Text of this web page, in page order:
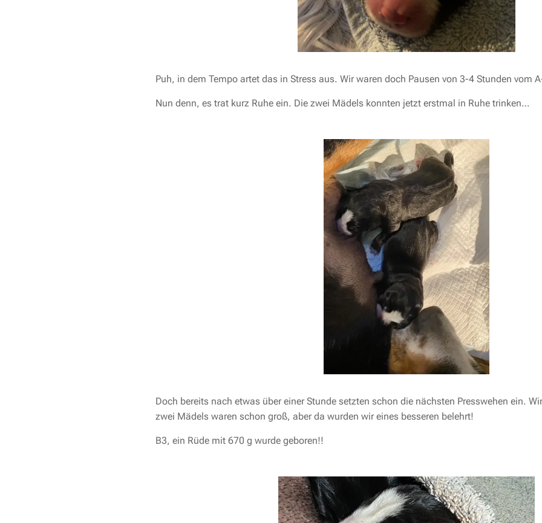
Puh, in dem Tempo artet das in Stress aus. Wir waren doch Pausen von 3-4 Stunden vom
Nun denn, es trat kurz Ruhe ein. Die zwei Mädels konnten jetzt erstmal in Ruhe trinken…
Doch bereits nach etwas über einer Stunde setzten schon die nächsten Presswehen ein.
zwei Mädels waren schon groß, aber da wurden wir eines besseren belehrt!
B3, ein Rüde mit 670 g wurde geboren!!